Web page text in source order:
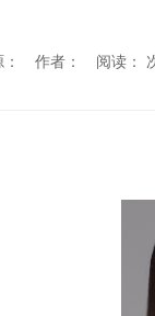
作者： 阅读：